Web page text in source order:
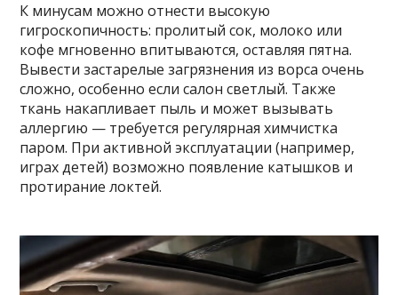
К минусам можно отнести высокую
гигроскопичность: пролитый сок, молоко или
кофе мгновенно впитываются, оставляя пятна.
Вывести застарелые загрязнения из ворса очень
сложно, особенно если салон светлый. Также
ткань накапливает пыль и может вызывать
аллергию — требуется регулярная химчистка
паром. При активной эксплуатации (например,
играх детей) возможно появление катышков и
протирание локтей.